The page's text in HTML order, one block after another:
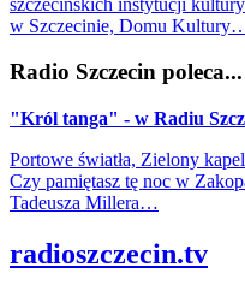
w Szczecinie, Domu
Radio Szczecin poleca...
"Król tanga" - w Radiu
Portowe światła, Zielony
Czy pamiętasz tę noc w
Tadeusza Millera…
radioszczecin.tv